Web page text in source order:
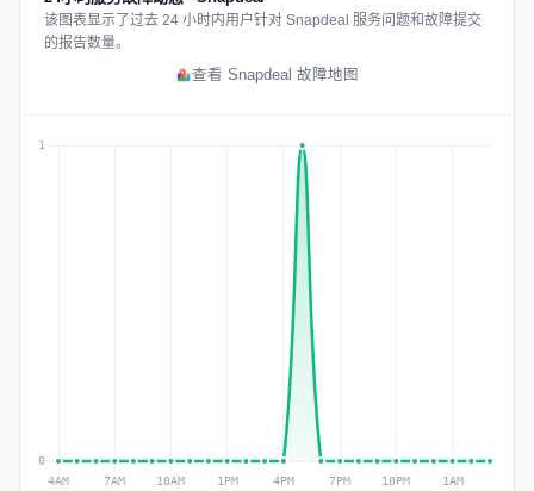
该图表显示了过去 24 小时内用户针对 Snapdeal 服务问题和故障提交
的报告数量。
查看 Snapdeal 故障地图